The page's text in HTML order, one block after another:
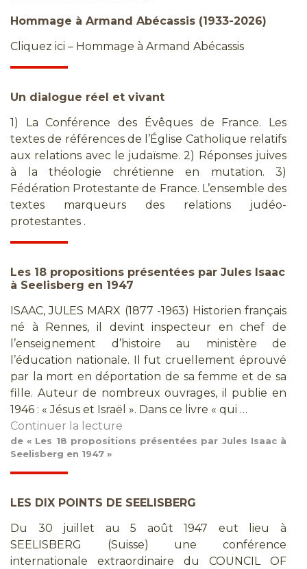
Hommage à Armand Abécassis (1933-2026)
Cliquez ici – Hommage à Armand Abécassis
Un dialogue réel et vivant
1) La Conférence des Évêques de France. Les
textes de références de l’Église Catholique relatifs
aux relations avec le judaïsme. 2) Réponses juives
à la théologie chrétienne en mutation. 3)
Fédération Protestante de France. L’ensemble des
textes marqueurs des relations judéo-
protestantes .
Les 18 propositions présentées par Jules Isaac
à Seelisberg en 1947
ISAAC, JULES MARX (1877 -1963) Historien français
né à Rennes, il devint inspecteur en chef de
l’enseignement d’histoire au ministère de
l’éducation nationale. Il fut cruellement éprouvé
par la mort en déportation de sa femme et de sa
fille. Auteur de nombreux ouvrages, il publie en
1946 : « Jésus et Israël ». Dans ce livre « qui …
Continuer la lecture
de « Les 18 propositions présentées par Jules Isaac à
Seelisberg en 1947 »
LES DIX POINTS DE SEELISBERG
Du 30 juillet au 5 août 1947 eut lieu à
SEELISBERG (Suisse) une conférence
internationale extraordinaire du COUNCIL OF